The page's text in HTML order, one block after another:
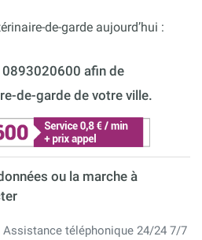
de-garde aujourd’hui :
0893020600 afin de
de-garde de votre ville.
ou la marche à
Assistance téléphonique 24/24 7/7